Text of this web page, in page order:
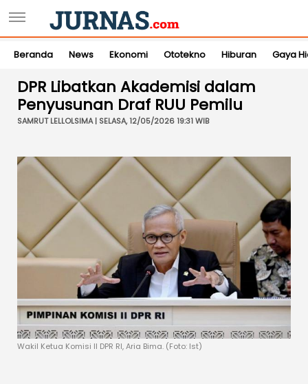
Beranda News Ekonomi Ototekno Hiburan Gaya
DPR Libatkan Akademisi dalam
Penyusunan Draf RUU Pemilu
SAMRUT LELLOLSIMA | SELASA, 12/05/2026 19:31 WIB
Wakil Ketua Komisi II DPR RI, Aria Bima. (Foto: Ist)